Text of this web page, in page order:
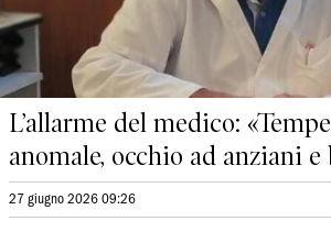
L’allarme del medico:
anomale, occhio ad anziani
27 giugno 2026 09:26